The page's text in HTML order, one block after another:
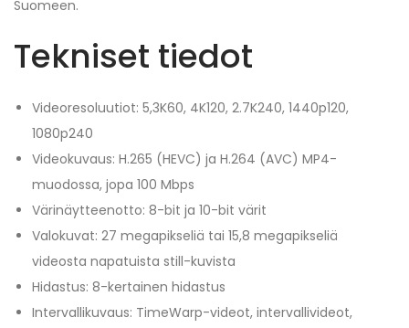
Suomeen.
Tekniset tiedot
Videoresoluutiot: 5,3K60, 4K120, 2.7K240, 1440p120,
1080p240
Videokuvaus: H.265 (HEVC) ja H.264 (AVC) MP4-
muodossa, jopa 100 Mbps
Värinäytteenotto: 8-bit ja 10-bit värit
Valokuvat: 27 megapikseliä tai 15,8 megapikseliä
videosta napatuista still-kuvista
Hidastus: 8-kertainen hidastus
Intervallikuvaus: TimeWarp-videot, intervallivideot,